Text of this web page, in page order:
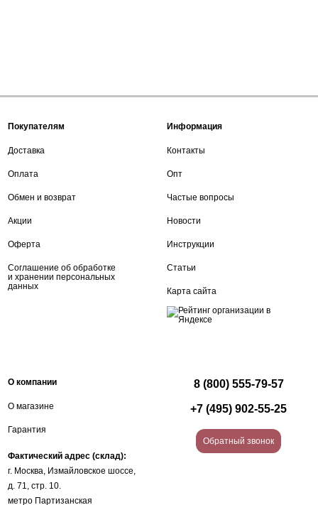
Покупателям
Доставка
Оплата
Обмен и возврат
Акции
Оферта
Соглашение об обработке
и хранении персональных
данных
Информация
Контакты
Опт
Частые вопросы
Новости
Инструкции
Статьи
Карта сайта
О компании
О магазине
Гарантия
Фактический адрес (склад):
г. Москва, Измайловское шоссе,
д. 71, стр. 10.
метро Партизанская
8 (800) 555-79-57
+7 (495) 902-55-25
Обратный звонок